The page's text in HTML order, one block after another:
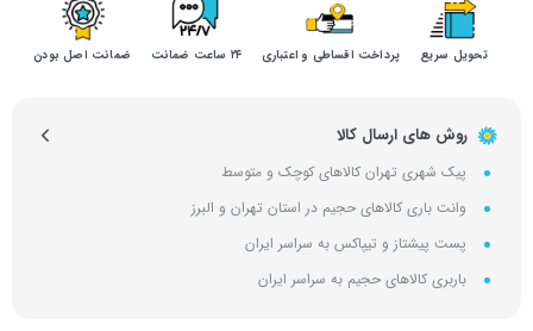
تحویل سریع پرداخت اقساطی و اعتباری ۲۴ ساعت ضمانت ضمانت اصل بودن
روش های ارسال کالا
پیک شهری تهران کالاهای کوچک و متوسط
وانت باری کالاهای حجیم در استان تهران و البرز
پست پیشتاز و تیپاکس به سراسر ایران
باربری کالاهای حجیم به سراسر ایران